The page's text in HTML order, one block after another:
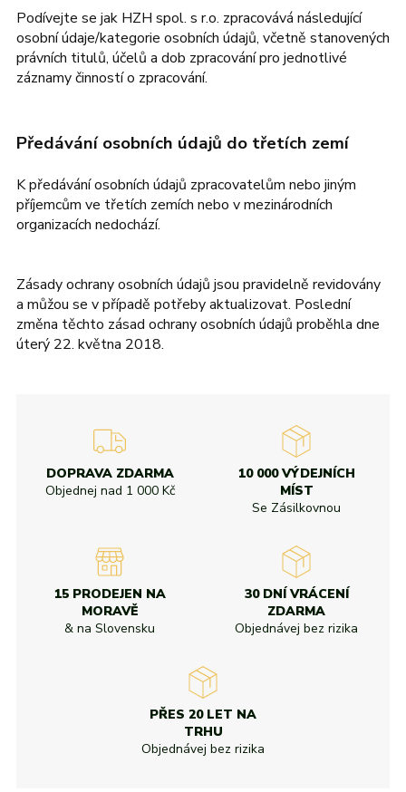
Podívejte se jak HZH spol. s r.o. zpracovává následující
osobní údaje/kategorie osobních údajů, včetně stanovených
právních titulů, účelů a dob zpracování pro jednotlivé
záznamy činností o zpracování.
Předávání osobních údajů do třetích zemí
K předávání osobních údajů zpracovatelům nebo jiným
příjemcům ve třetích zemích nebo v mezinárodních
organizacích nedochází.
Zásady ochrany osobních údajů jsou pravidelně revidovány
a můžou se v případě potřeby aktualizovat. Poslední
změna těchto zásad ochrany osobních údajů proběhla dne
úterý 22. května 2018.
DOPRAVA ZDARMA
Objednej nad 1 000 Kč
10 000 VÝDEJNÍCH
MÍST
Se Zásilkovnou
15 PRODEJEN NA
MORAVĚ
& na Slovensku
30 DNÍ VRÁCENÍ
ZDARMA
Objednávej bez rizika
PŘES 20 LET NA
TRHU
Objednávej bez rizika